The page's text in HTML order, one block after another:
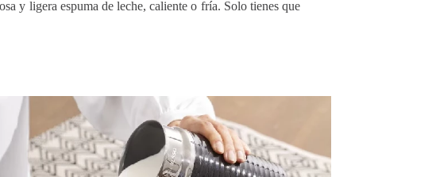
y ligera espuma de leche, caliente o fría. Solo tienes que